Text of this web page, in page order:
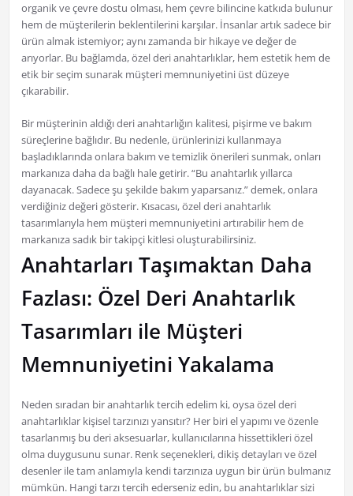
organik ve çevre dostu olması, hem çevre bilincine katkıda bulunur
hem de müşterilerin beklentilerini karşılar. İnsanlar artık sadece bir
ürün almak istemiyor; aynı zamanda bir hikaye ve değer de
arıyorlar. Bu bağlamda, özel deri anahtarlıklar, hem estetik hem de
etik bir seçim sunarak müşteri memnuniyetini üst düzeye
çıkarabilir.
Bir müşterinin aldığı deri anahtarlığın kalitesi, pişirme ve bakım
süreçlerine bağlıdır. Bu nedenle, ürünlerinizi kullanmaya
başladıklarında onlara bakım ve temizlik önerileri sunmak, onları
markanıza daha da bağlı hale getirir. “Bu anahtarlık yıllarca
dayanacak. Sadece şu şekilde bakım yaparsanız.” demek, onlara
verdiğiniz değeri gösterir. Kısacası, özel deri anahtarlık
tasarımlarıyla hem müşteri memnuniyetini artırabilir hem de
markanıza sadık bir takipçi kitlesi oluşturabilirsiniz.
Anahtarları Taşımaktan Daha
Fazlası: Özel Deri Anahtarlık
Tasarımları ile Müşteri
Memnuniyetini Yakalama
Neden sıradan bir anahtarlık tercih edelim ki, oysa özel deri
anahtarlıklar kişisel tarzınızı yansıtır? Her biri el yapımı ve özenle
tasarlanmış bu deri aksesuarlar, kullanıcılarına hissettikleri özel
olma duygusunu sunar. Renk seçenekleri, dikiş detayları ve özel
desenler ile tam anlamıyla kendi tarzınıza uygun bir ürün bulmanız
mümkün. Hangi tarzı tercih ederseniz edin, bu anahtarlıklar sizi